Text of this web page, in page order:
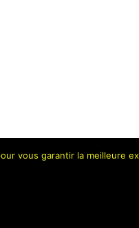
vous garantir la meilleure